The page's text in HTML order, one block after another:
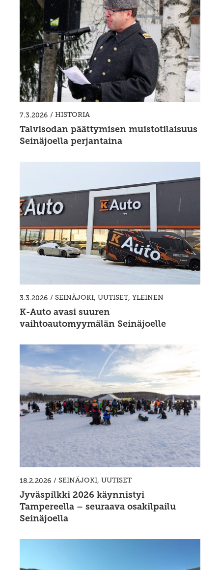
7.3.2026 / HISTORIA
Talvisodan päättymisen muistotilaisuus
Seinäjoella perjantaina
3.3.2026 / SEINÄJOKI, UUTISET, YLEINEN
K-Auto avasi suuren
vaihtoautomyymälän Seinäjoelle
18.2.2026 / SEINÄJOKI, UUTISET
Jyväspilkki 2026 käynnistyi
Tampereella – seuraava osakilpailu
Seinäjoella